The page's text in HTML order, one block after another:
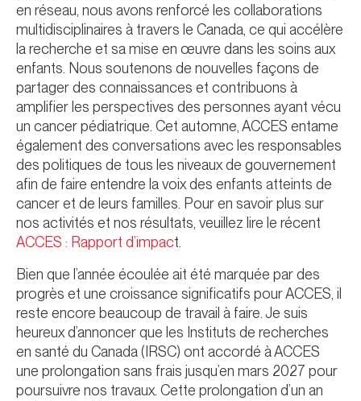
en réseau, nous avons renforcé les collaborations
multidisciplinaires à travers le Canada, ce qui accélère
la recherche et sa mise en œuvre dans les soins aux
enfants. Nous soutenons de nouvelles façons de
partager des connaissances et contribuons à
amplifier les perspectives des personnes ayant vécu
un cancer pédiatrique. Cet automne, ACCES entame
également des conversations avec les responsables
des politiques de tous les niveaux de gouvernement
afin de faire entendre la voix des enfants atteints de
cancer et de leurs familles. Pour en savoir plus sur
nos activités et nos résultats, veuillez lire le récent
ACCES : Rapport d’impact.
Bien que l’année écoulée ait été marquée par des
progrès et une croissance significatifs pour ACCES, il
reste encore beaucoup de travail à faire. Je suis
heureux d’annoncer que les Instituts de recherches
en santé du Canada (IRSC) ont accordé à ACCES
une prolongation sans frais jusqu’en mars 2027 pour
poursuivre nos travaux. Cette prolongation d’un an